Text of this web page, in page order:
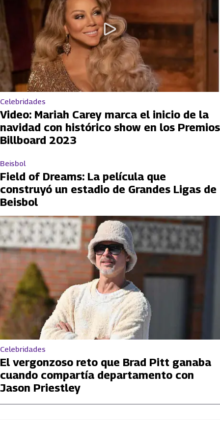
Celebridades
Video: Mariah Carey marca el inicio de la
navidad con histórico show en los Premios
Billboard 2023
Beisbol
Field of Dreams: La película que
construyó un estadio de Grandes Ligas de
Beisbol
Celebridades
El vergonzoso reto que Brad Pitt ganaba
cuando compartía departamento con
Jason Priestley